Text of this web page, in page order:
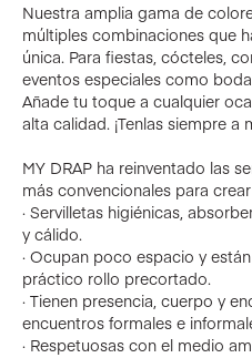
Nuestra amplia gama de
múltiples combinaciones que
única. Para fiestas, cócteles,
eventos especiales como
Añade tu toque a cualquier
alta calidad. ¡Tenlas siempre a
MY DRAP ha reinventado las
más convencionales para
· Servilletas higiénicas,
y cálido.
· Ocupan poco espacio y
práctico rollo precortado.
· Tienen presencia, cuerpo y
encuentros formales e
· Respetuosas con el medio